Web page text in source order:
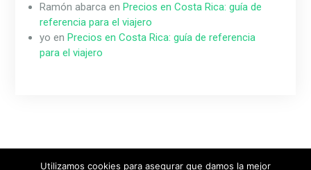
Ramón abarca enPrecios en Costa Rica: guía de
referencia para el viajero
yo enPrecios en Costa Rica: guía de referencia
para el viajero
Utilizamos cookies para asegurar que damos la mejor